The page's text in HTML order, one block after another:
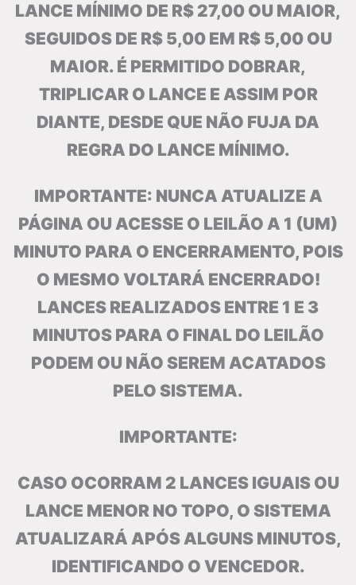
LANCE MÍNIMO DE R$ 27,00 OU MAIOR,
SEGUIDOS DE R$ 5,00 EM R$ 5,00 OU
MAIOR. É PERMITIDO DOBRAR,
TRIPLICAR O LANCE E ASSIM POR
DIANTE, DESDE QUE NÃO FUJA DA
REGRA DO LANCE MÍNIMO.
IMPORTANTE: NUNCA ATUALIZE A
PÁGINA OU ACESSE O LEILÃO A 1 (UM)
MINUTO PARA O ENCERRAMENTO, POIS
O MESMO VOLTARÁ ENCERRADO!
LANCES REALIZADOS ENTRE 1 E 3
MINUTOS PARA O FINAL DO LEILÃO
PODEM OU NÃO SEREM ACATADOS
PELO SISTEMA.
IMPORTANTE:
CASO OCORRAM 2 LANCES IGUAIS OU
LANCE MENOR NO TOPO, O SISTEMA
ATUALIZARÁ APÓS ALGUNS MINUTOS,
IDENTIFICANDO O VENCEDOR.